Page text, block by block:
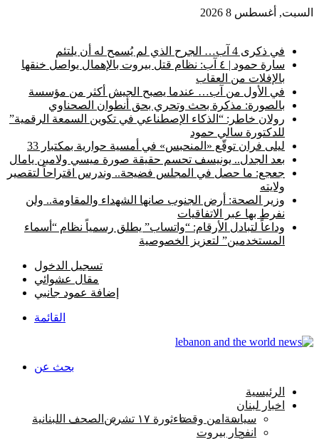
السبت, أغسطس 8 2026
في ذكرى 4 آب… الجرح الذي لم يُسمح له أن يلتئم
سارة حمود | ٤ آب: نظام قتل بيروت بالإهمال يواصل خنقها
بالإفلات من العقاب
في الأول من آب… عندما يصبح الجيش أكثر من مؤسسة
بالصورة: مذكرة بحث وتحري بحق أنطوان الصحناوي
رولان خاطر: “الذكاء الإصطناعي في تكوين السمعة الرقمية”
للدكتورة سالي حمود
ليلى فران توقّع «المنحبس» في أمسية حوارية بمكتبار 33
بعد الجدل.. يونيسف تحسم حقيقة صورة ميسي ولامين يامال
جعجع: ما حصل في المجلس فضيحة.. وندرس اقتراحاً لتقصير
ولايته
وزير الصحة: أرض الجنوب صانها الشهداء والمقاومة.. ولن
نفرط بها عبر الاتفاقيات
وداعاً لتبادل الأرقام: “واتساب” يطلق رسمياً نظام “أسماء
المستخدمين” لتعزيز الخصوصية
تسجيل الدخول
مقال عشوائي
إضافة عمود جانبي
القائمة
بحث عن
الرئيسية
اخبار لبنان
سياسة امن وقضاءثورة ١٧ تشرين
الصحف اللبنانية
انفجار بيروت